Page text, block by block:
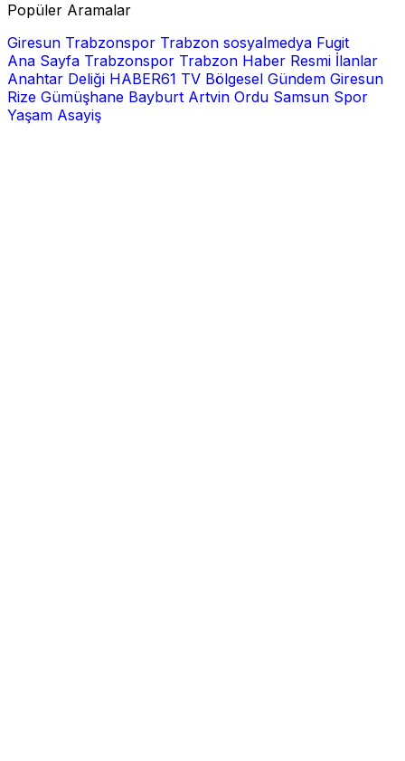
Popüler Aramalar
Giresun Trabzonspor Trabzon sosyalmedya Fugit
Ana Sayfa Trabzonspor Trabzon Haber Resmi İlanlar
Anahtar Deliği HABER61 TV Bölgesel Gündem Giresun
Rize Gümüşhane Bayburt Artvin Ordu Samsun Spor
Yaşam Asayiş